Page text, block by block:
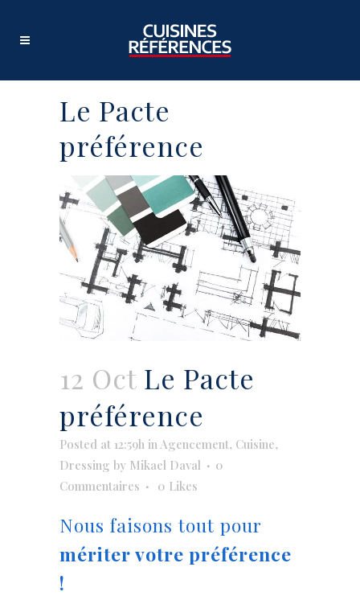
Le Pacte
préférence
12 Oct Le Pacte
préférence
Posted at 12:59h in Agencement, Cuisine,
Dressing by Mikael Daval
0
Commentaires
0 Likes
Nous faisons tout pour
mériter votre préférence
!